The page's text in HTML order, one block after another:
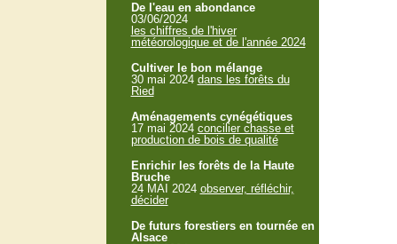
De l'eau en abondance
03/06/2024
les chiffres de l'hiver
météorologique et de l'année 2024
Cultiver le bon mélange
30 mai 2024 dans les forêts du
Ried
Aménagements cynégétiques
17 mai 2024 concilier chasse et
production de bois de qualité
Enrichir les forêts de la Haute
Bruche
24 MAI 2024 observer, réfléchir,
décider
De futurs forestiers en tournée en
Alsace